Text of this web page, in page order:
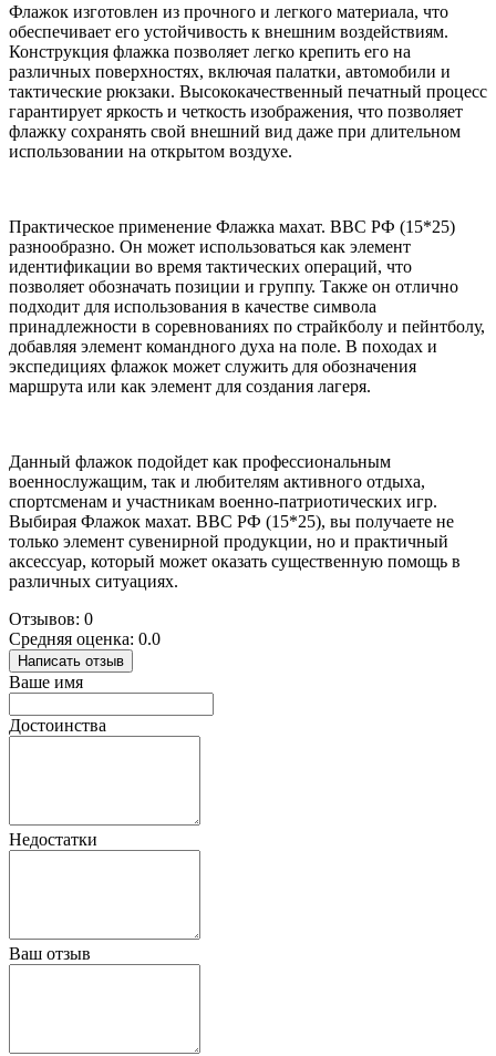
Флажок изготовлен из прочного и легкого материала, что
обеспечивает его устойчивость к внешним воздействиям.
Конструкция флажка позволяет легко крепить его на
различных поверхностях, включая палатки, автомобили и
тактические рюкзаки. Высококачественный печатный процесс
гарантирует яркость и четкость изображения, что позволяет
флажку сохранять свой внешний вид даже при длительном
использовании на открытом воздухе.
Практическое применение Флажка махат. ВВС РФ (15*25)
разнообразно. Он может использоваться как элемент
идентификации во время тактических операций, что
позволяет обозначать позиции и группу. Также он отлично
подходит для использования в качестве символа
принадлежности в соревнованиях по страйкболу и пейнтболу,
добавляя элемент командного духа на поле. В походах и
экспедициях флажок может служить для обозначения
маршрута или как элемент для создания лагеря.
Данный флажок подойдет как профессиональным
военнослужащим, так и любителям активного отдыха,
спортсменам и участникам военно-патриотических игр.
Выбирая Флажок махат. ВВС РФ (15*25), вы получаете не
только элемент сувенирной продукции, но и практичный
аксессуар, который может оказать существенную помощь в
различных ситуациях.
Отзывов: 0
Средняя оценка: 0.0
Написать отзыв
Ваше имя
Достоинства
Недостатки
Ваш отзыв